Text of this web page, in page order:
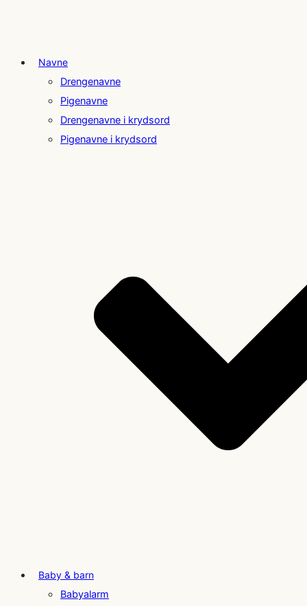
Navne
Drengenavne
Pigenavne
Drengenavne i krydsord
Pigenavne i krydsord
Baby & barn
Babyalarm